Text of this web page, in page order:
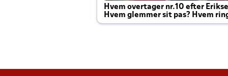
Hvem overtager nr.10 efter
Hvem glemmer sit pas? Hvem
Joachim altid til efter kampe?